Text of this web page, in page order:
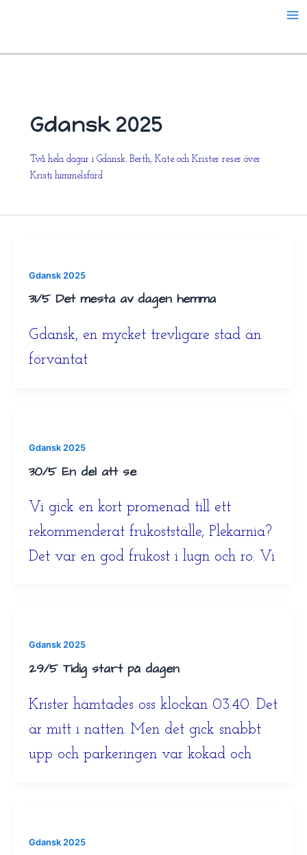
Gdansk 2025
Två hela dagar i Gdansk. Berth, Kate och Krister reser över
Kristi himmelsfärd
Gdansk 2025
31/5 Det mesta av dagen hemma
Gdansk, en mycket trevligare stad än
förväntat
Gdansk 2025
30/5 En del att se
Vi gick en kort promenad till ett
rekommenderat frukostställe, Plekarnia?
Det var en god frukost i lugn och ro. Vi
Gdansk 2025
29/5 Tidig start på dagen
Krister hämtades oss klockan 03.40. Det
är mitt i natten. Men det gick snabbt
upp och parkeringen var kokad och
Gdansk 2025